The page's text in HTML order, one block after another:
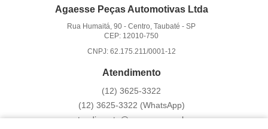
Agaesse Peças Automotivas Ltda
Rua Humaitá, 90 -Centro, Taubaté -SP
CEP: 12010-750
CNPJ: 62.175.211/0001-12
Atendimento
(12) 3625-3322
(12) 3625-3322 (WhatsApp)
atendimento@agaesse.com.br